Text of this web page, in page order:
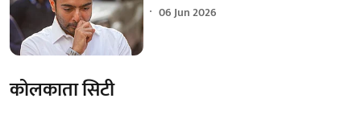
06 Jun 2026
कोलकाता सिटी